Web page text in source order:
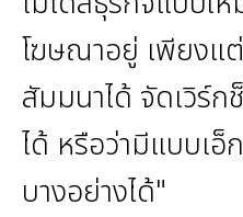
โฆษณาอยู่ เพียงแ
สัมมนาได้ จัดเวิร์
ได้ หรือว่ามีแบบเ
บางอย่างได้"